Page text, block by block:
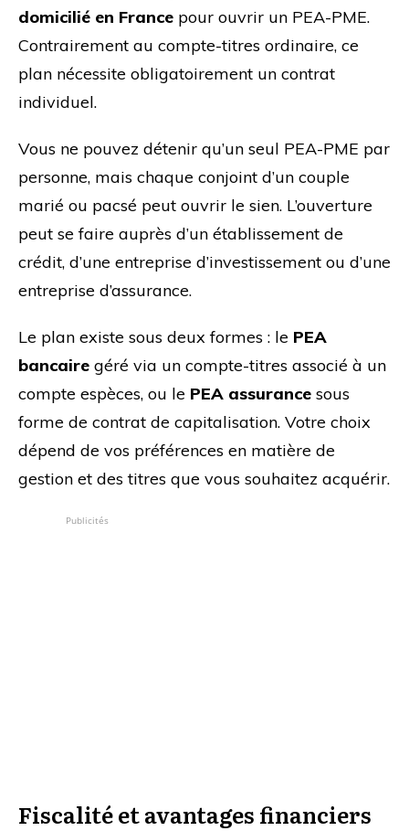
domicilié en France pour ouvrir un PEA-PME.
Contrairement au compte-titres ordinaire, ce
plan nécessite obligatoirement un contrat
individuel.
Vous ne pouvez détenir qu’un seul PEA-PME par
personne, mais chaque conjoint d’un couple
marié ou pacsé peut ouvrir le sien. L’ouverture
peut se faire auprès d’un établissement de
crédit, d’une entreprise d’investissement ou d’une
entreprise d’assurance.
Le plan existe sous deux formes : le PEA
bancaire géré via un compte-titres associé à un
compte espèces, ou le PEA assurance sous
forme de contrat de capitalisation. Votre choix
dépend de vos préférences en matière de
gestion et des titres que vous souhaitez acquérir.
Publicités
Fiscalité et avantages financiers